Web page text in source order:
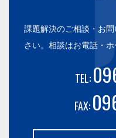
課題解決のご相談・お
さい。 相談はお電話・ホ
TEL:
FAX: